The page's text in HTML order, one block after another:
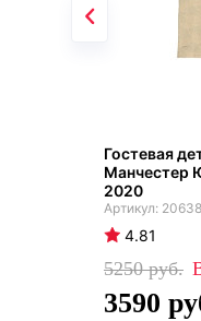
Гостевая
Манчестер
2020
20638
4.81
5250
3590